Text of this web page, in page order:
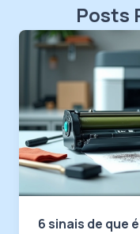
Posts
6 sinais de que